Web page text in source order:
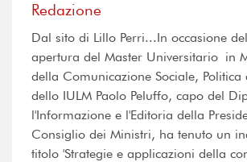
Redazione
Dal sito di Lillo Perri...In occasione
apertura del Master Universitario in
della Comunicazione Sociale, Politica
dello IULM Paolo Peluffo, capo del
l'Informazione e l'Editoria della
Consiglio dei Ministri, ha tenuto un
titolo 'Strategie e applicazioni della